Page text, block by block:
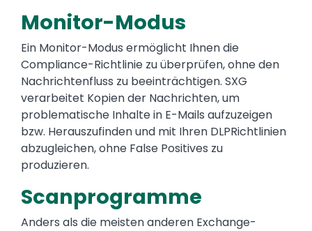
Monitor-Modus
Ein Monitor-Modus ermöglicht Ihnen die
Compliance-Richtlinie zu überprüfen, ohne den
Nachrichtenfluss zu beeinträchtigen. SXG
verarbeitet Kopien der Nachrichten, um
problematische Inhalte in E-Mails aufzuzeigen
bzw. Herauszufinden und mit Ihren DLPRichtlinien
abzugleichen, ohne False Positives zu
produzieren.
Scanprogramme
Anders als die meisten anderen Exchange-